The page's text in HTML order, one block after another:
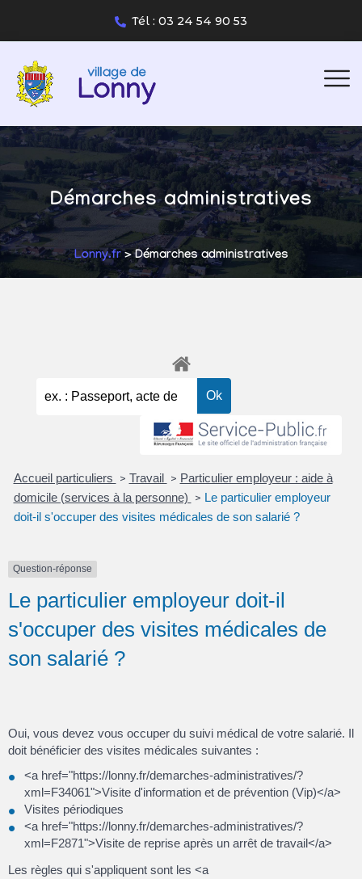
Tél : 03 24 54 90 53
Démarches administratives
Lonny.fr> Démarches administratives
Accueil particuliers > Travail > Particulier employeur : aide à
domicile (services à la personne)
> Le particulier employeur
doit-il s'occuper des visites médicales de son salarié ?
Question-réponse
Le particulier employeur doit-il
s'occuper des visites médicales de
son salarié ?
Oui, vous devez vous occuper du suivi médical de votre salarié. Il
doit bénéficier des visites médicales suivantes :
<a href="https://lonny.fr/demarches-administratives/?
xml=F34061">Visite d'information et de prévention (Vip)</a>
Visites périodiques
<a href="https://lonny.fr/demarches-administratives/?
xml=F2871">Visite de reprise après un arrêt de travail</a>
Les règles qui s'appliquent sont les <a